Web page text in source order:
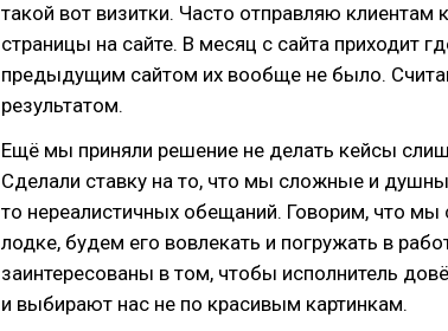
такой вот визитки. Часто отправляю клиентам
страницы на сайте. В месяц с сайта приходит
предыдущим сайтом их вообще не было.
результатом.
Ещё мы приняли решение не делать кейсы
Сделали ставку на то, что мы сложные и
то нереалистичных обещаний. Говорим, что мы
лодке, будем его вовлекать и погружать в
заинтересованы в том, чтобы исполнитель
и выбирают нас не по красивым картинкам.